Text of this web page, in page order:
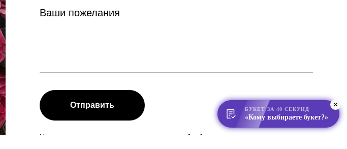
Ваши пожелания
Отправить
Нажимая на кнопку, вы даете согласие на обработку
БУКЕТ ЗА 40 СЕКУНД
«Кому выбираете букет?»